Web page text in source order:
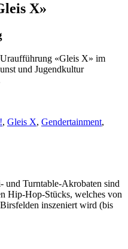
X»
«Gleis X» im
und Jugendkultur
, Gleis X, Gendertainment,
Turntable-Akrobaten sind
Hip-Hop-Stücks, welches von
inszeniert wird (bis